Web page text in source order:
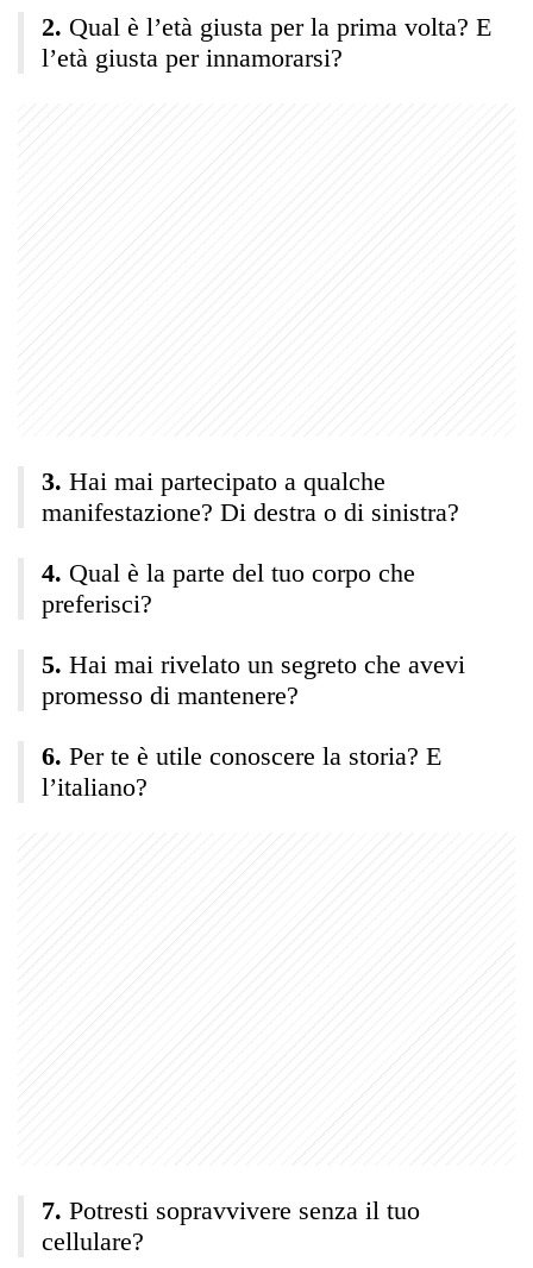
Qual è l’età giusta per la prima volta? E
l’età giusta per innamorarsi?
Hai mai partecipato a qualche
manifestazione? Di destra o di sinistra?
Qual è la parte del tuo corpo che
preferisci?
Hai mai rivelato un segreto che avevi
promesso di mantenere?
Per te è utile conoscere la storia? E
l’italiano?
Potresti sopravvivere senza il tuo
cellulare?